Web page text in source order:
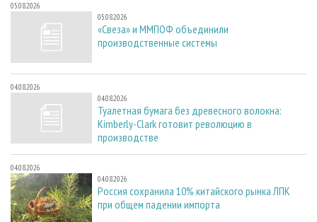
05.08.2026
05.08.2026
«Свеза» и ММПОФ объединили
производственные системы
04.08.2026
04.08.2026
Туалетная бумага без древесного волокна:
Kimberly-Clark готовит революцию в
производстве
04.08.2026
04.08.2026
Россия сохранила 10% китайского рынка ЛПК
при общем падении импорта